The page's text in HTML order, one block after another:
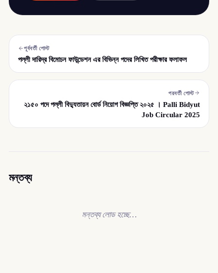
পূর্ববর্তী পোস্ট
পল্লী দারিদ্র বিমোচন ফাউন্ডেশন এর বিভিন্ন পদের লিখিত পরীক্ষার ফলাফল
পরবর্তী পোস্ট
২১৫০ পদে পল্লী বিদ্যুতায়ন বোর্ড নিয়োগ বিজ্ঞপ্তি ২০২৫ । Palli Bidyut
Job Circular 2025
মন্তব্য
মন্তব্য লোড হচ্ছে…